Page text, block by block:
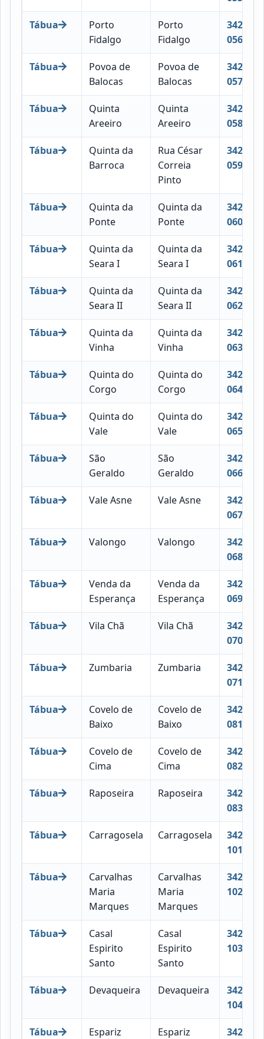
Tábua
Porto
Fidalgo
Porto
Fidalgo
3420-
056
Tábua
Povoa de
Balocas
Povoa de
Balocas
3420-
057
Tábua
Quinta
Areeiro
Quinta
Areeiro
3420-
058
Tábua
Quinta da
Barroca
Rua César
Correia
Pinto
3420-
059
Tábua
Quinta da
Ponte
Quinta da
Ponte
3420-
060
Tábua
Quinta da
Seara I
Quinta da
Seara I
3420-
061
Tábua
Quinta da
Seara II
Quinta da
Seara II
3420-
062
Tábua
Quinta da
Vinha
Quinta da
Vinha
3420-
063
Tábua
Quinta do
Corgo
Quinta do
Corgo
3420-
064
Tábua
Quinta do
Vale
Quinta do
Vale
3420-
065
Tábua
São
Geraldo
São
Geraldo
3420-
066
Tábua Vale Asne Vale Asne
3420-
067
Tábua Valongo Valongo
3420-
068
Tábua
Venda da
Esperança
Venda da
Esperança
3420-
069
Tábua Vila Chã Vila Chã
3420-
070
Tábua Zumbaria Zumbaria
3420-
071
Tábua
Covelo de
Baixo
Covelo de
Baixo
3420-
081
Tábua
Covelo de
Cima
Covelo de
Cima
3420-
082
Tábua Raposeira Raposeira
3420-
083
Tábua Carragosela Carragosela
3420-
101
Tábua
Carvalhas
Maria
Marques
Carvalhas
Maria
Marques
3420-
102
Tábua
Casal
Espirito
Santo
Casal
Espirito
Santo
3420-
103
Tábua Devaqueira Devaqueira
3420-
104
Tábua Espariz Espariz
3420-